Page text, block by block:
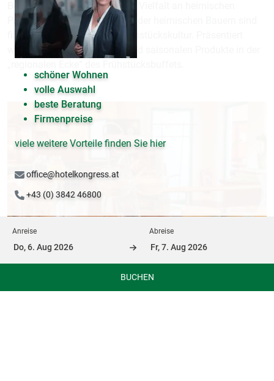
Anreise Abreise
BUCHEN
schöner Wohnen
volle Auswahl
beste Beratung
Firmenpreise
viele weitere Vorteile finden Sie hier
office@hotelkongress.at
+43 (0) 3842 46800
Bauernmarkt bietet eine bunte Vielfalt an heimischen
Produzenten. Die Erzeugnisse der heimischen Bauern sind
fixer Bestandteil der Hotel-Frühstückskultur. Präsentiert
werden diese stets frischen und saisonalen Produkte in der
Frühstück mit Superfood und